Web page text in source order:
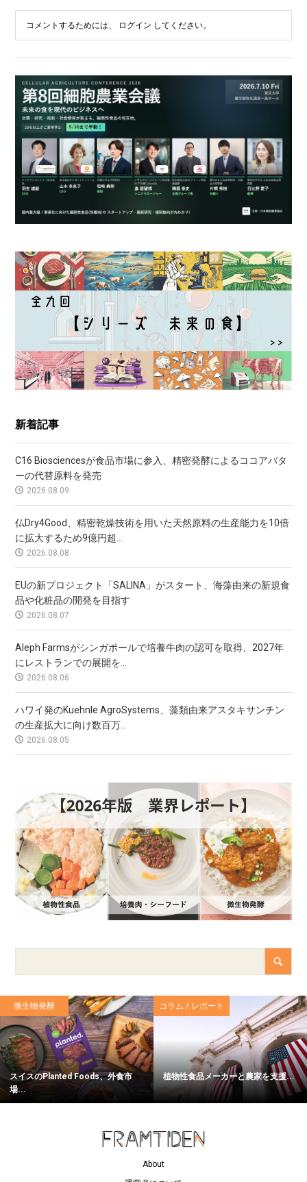
コメントするためには、 ログイン してください。
新着記事
C16 Biosciencesが食品市場に参入、精密発酵によるココアバタ
ーの代替原料を発売
2026.08.09
仏Dry4Good、精密乾燥技術を用いた天然原料の生産能力を10倍
に拡大するため9億円超...
2026.08.08
EUの新プロジェクト「SALINA」がスタート、海藻由来の新規食
品や化粧品の開発を目指す
2026.08.07
Aleph Farmsがシンガポールで培養牛肉の認可を取得、2027年
にレストランでの展開を...
2026.08.06
ハワイ発のKuehnle AgroSystems、藻類由来アスタキサンチン
の生産拡大に向け数百万...
2026.08.05
微生物発酵
スイスのPlanted Foods、外食市
場...
コラム / レポート
植物性食品メーカーと農家を支援...
About